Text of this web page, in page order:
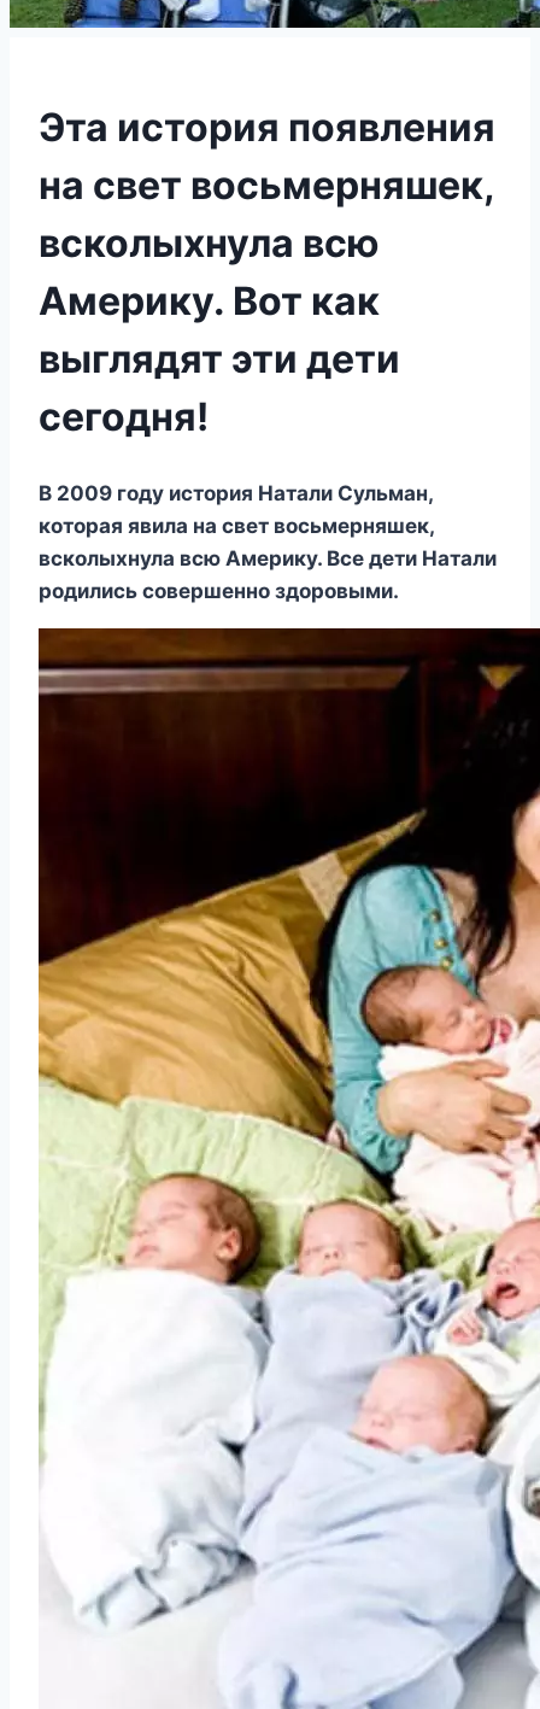
Эта история появления
на свет восьмерняшек,
всколыхнула всю
Америку. Вот как
выглядят эти дети
сегодня!
В 2009 году история Натали Сульман,
которая явила на свет восьмерняшек,
всколыхнула всю Америку. Все дети Натали
родились совершенно здоровыми.